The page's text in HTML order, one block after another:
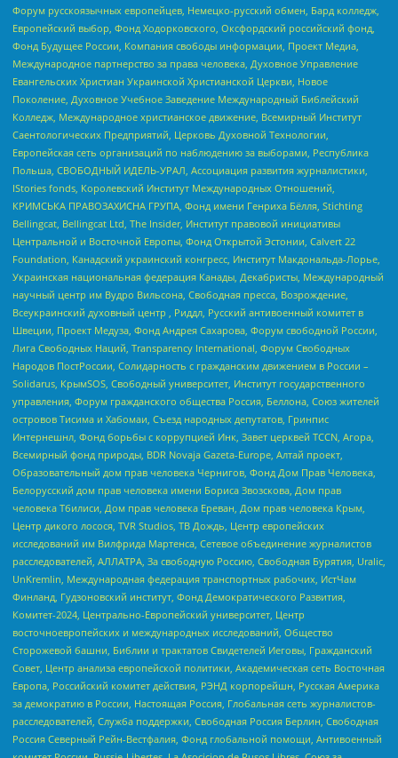
Форум русскоязычных европейцев, Немецко-русский обмен, Бард колледж,
Европейский выбор, Фонд Ходорковского, Оксфордский российский фонд,
Фонд Будущее России, Компания свободы информации, Проект Медиа,
Международное партнерство за права человека, Духовное Управление
Евангельских Христиан Украинской Христианской Церкви, Новое
Поколение, Духовное Учебное Заведение Международный Библейский
Колледж, Международное христианское движение, Всемирный Институт
Саентологических Предприятий, Церковь Духовной Технологии,
Европейская сеть организаций по наблюдению за выборами, Республика
Польша, СВОБОДНЫЙ ИДЕЛЬ-УРАЛ, Ассоциация развития журналистики,
IStories fonds, Королевский Институт Международных Отношений,
КРИМСЬКА ПРАВОЗАХИСНА ГРУПА, Фонд имени Генриха Бёлля, Stichting
Bellingcat, Bellingcat Ltd, The Insider, Институт правовой инициативы
Центральной и Восточной Европы, Фонд Открытой Эстонии, Calvert 22
Foundation, Канадский украинский конгресс, Институт Макдональда-Лорье,
Украинская национальная федерация Канады, Декабристы, Международный
научный центр им Вудро Вильсона, Свободная пресса, Возрождение,
Всеукраинский духовный центр , Риддл, Русский антивоенный комитет в
Швеции, Проект Медуза, Фонд Андрея Сахарова, Форум свободной России,
Лига Свободных Наций, Transparеncy International, Форум Свободных
Народов ПостРоссии, Солидарность с гражданским движением в России –
Solidarus, КрымSOS, Свободный университет, Институт государственного
управления, Форум гражданского общества Россия, Беллона, Союз жителей
островов Тисима и Хабомаи, Съезд народных депутатов, Гринпис
Интернешнл, Фонд борьбы с коррупцией Инк, Завет церквей TCCN, Агора,
Всемирный фонд природы, BDR Novaja Gazeta-Europe, Алтай проект,
Образовательный дом прав человека Чернигов, Фонд Дом Прав Человека,
Белорусский дом прав человека имени Бориса Звозскова, Дом прав
человека Тбилиси, Дом прав человека Ереван, Дом прав человека Крым,
Центр дикого лосося, TVR Studios, ТВ Дождь, Центр европейских
исследований им Вилфрида Мартенса, Сетевое объединение журналистов
расследователей, АЛЛАТРА, За свободную Россию, Свободная Бурятия, Uralic,
UnKremlin, Международная федерация транспортных рабочих, ИстЧам
Финланд, Гудзоновский институт, Фонд Демократического Развития,
Комитет-2024, Центрально-Европейский университет, Центр
восточноевропейских и международных исследований, Общество
Сторожевой башни, Библии и трактатов Свидетелей Иеговы, Гражданский
Совет, Центр анализа европейской политики, Академическая сеть Восточная
Европа, Российский комитет действия, РЭНД корпорейшн, Русская Америка
за демократию в России, Настоящая Россия, Глобальная сеть журналистов-
расследователей, Служба поддержки, Свободная Россия Берлин, Свободная
Россия Северный Рейн-Вестфалия, Фонд глобальной помощи, Антивоенный